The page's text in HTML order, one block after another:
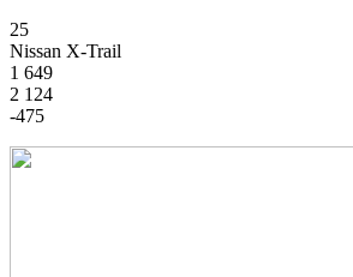
25
Nissan X-Trail
1 649
2 124
-475